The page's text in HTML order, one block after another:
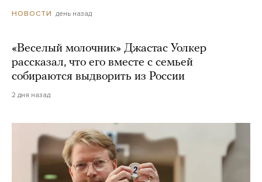
НОВОСТИ день назад
«Веселый молочник» Джастас Уолкер
рассказал, что его вместе с семьей
собираются выдворить из России
2 дня назад